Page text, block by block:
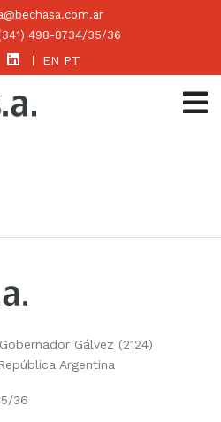
498-8734/35/36
EN PT
Gálvez (2124)
Argentina
36